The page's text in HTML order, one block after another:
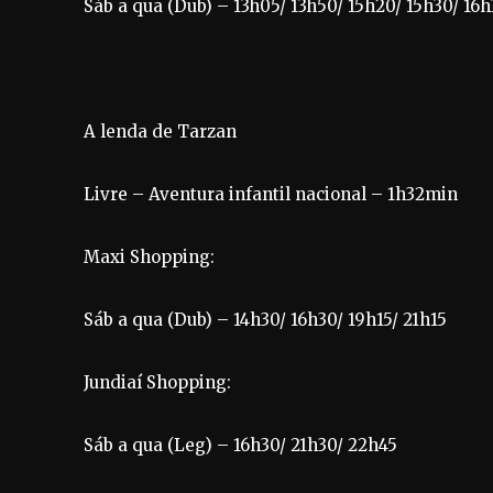
Sáb a qua (Dub) – 13h05/ 13h50/ 15h20/ 15h30/
A lenda de Tarzan
Livre – Aventura infantil nacional – 1h32min
Maxi Shopping:
Sáb a qua (Dub) – 14h30/ 16h30/ 19h15/ 21h15
Jundiaí Shopping:
Sáb a qua (Leg) – 16h30/ 21h30/ 22h45